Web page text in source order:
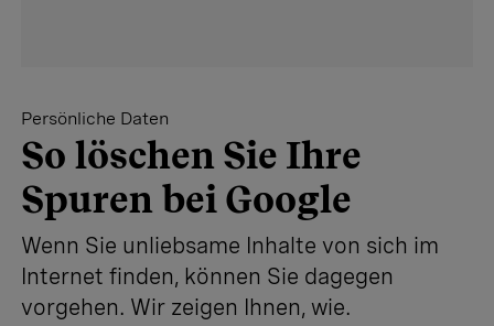
Persönliche Daten
So löschen Sie Ihre
Spuren bei Google
Wenn Sie unliebsame Inhalte von sich im
Internet finden, können Sie dagegen
vorgehen. Wir zeigen Ihnen, wie.